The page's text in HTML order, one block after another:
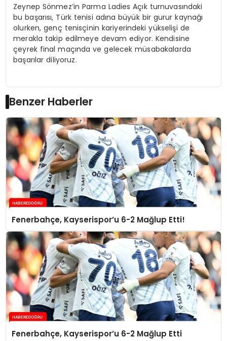
Zeynep Sönmez’in Parma Ladies Açık turnuvasındaki
bu başarısı, Türk tenisi adına büyük bir gurur kaynağı
olurken, genç tenisçinin kariyerindeki yükselişi de
merakla takip edilmeye devam ediyor. Kendisine
çeyrek final maçında ve gelecek müsabakalarda
başarılar diliyoruz.
Benzer Haberler
Fenerbahçe, Kayserispor’u 6-2 Mağlup Etti!
Fenerbahçe, Kayserispor’u 6-2 Mağlup Etti